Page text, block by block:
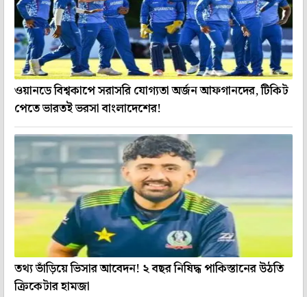
ওয়ানডে বিশ্বকাপে সরাসরি যোগ্যতা অর্জন আফগানদের, টিকিট
পেতে ভারতই ভরসা বাংলাদেশের!
তথ্য ভাঁড়িয়ে ভিসার আবেদন! ২ বছর নিষিদ্ধ পাকিস্তানের উঠতি
ক্রিকেটার হামজা